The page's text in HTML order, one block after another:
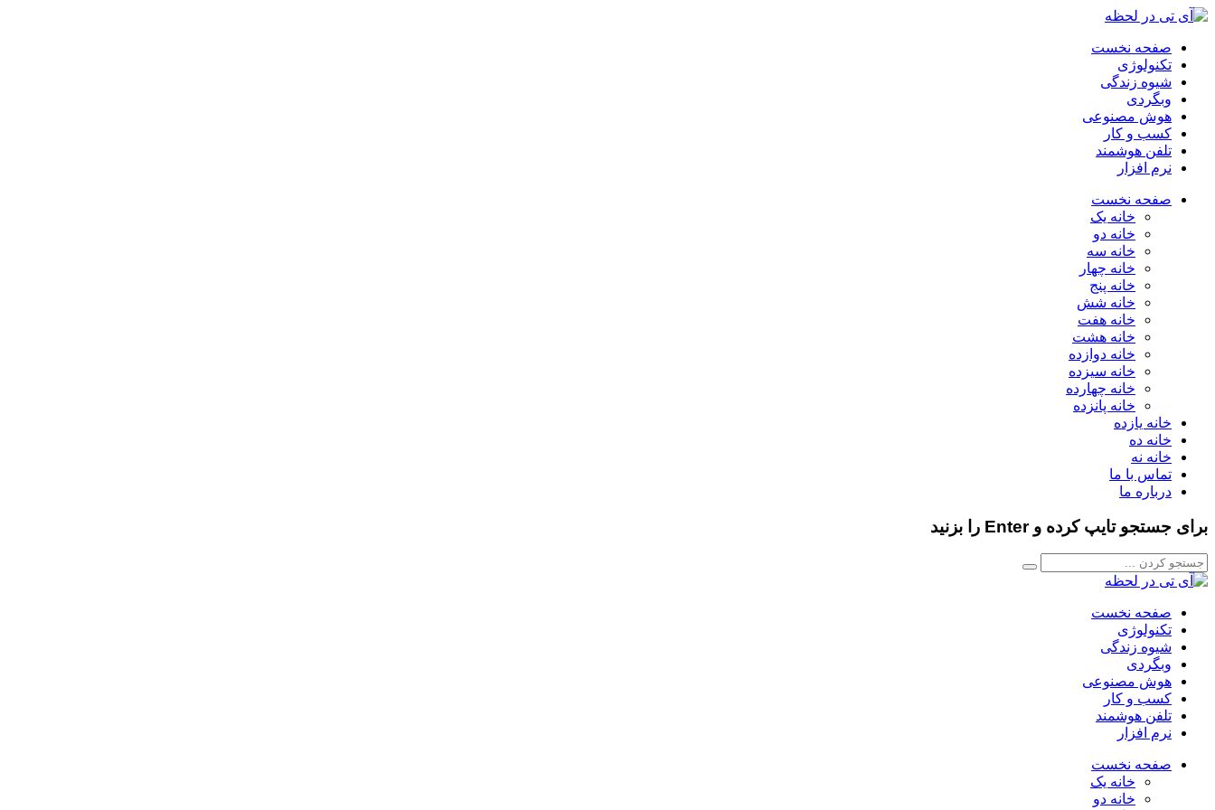
صفحه نخست
تکنولوژی
شیوه زندگی
وبگردی
هوش مصنوعی
کسب و کار
تلفن هوشمند
نرم افزار
صفحه نخست
خانه یک
خانه دو
خانه سه
خانه چهار
خانه پنج
خانه شش
خانه هفت
خانه هشت
خانه دوازده
خانه سیزده
خانه چهارده
خانه پانزده
خانه یازده
خانه ده
خانه نه
تماس با ما
درباره ما
برای جستجو تایپ کرده و Enter را بزنید
صفحه نخست
تکنولوژی
شیوه زندگی
وبگردی
هوش مصنوعی
کسب و کار
تلفن هوشمند
نرم افزار
صفحه نخست
خانه یک
خانه دو